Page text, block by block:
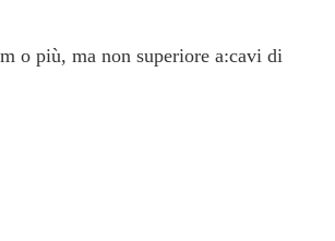
o più, ma non superiore a:cavi di